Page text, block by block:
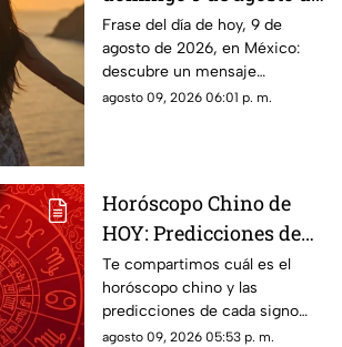
2026: Mensajes para
reflexionar y compartir
Frase del día de hoy, 9 de
agosto de 2026, en México:
descubre un mensaje
inspirador para reflexionar y
agosto 09, 2026 06:01 p. m.
Horóscopo Chino de
HOY: Predicciones de
este domingo 9 de
agosto de 2026 para
cada signo del zodiaco
Te compartimos cuál es el
horóscopo chino y las
predicciones de cada signo
para el día de hoy, domingo 9
agosto 09, 2026 05:53 p. m.